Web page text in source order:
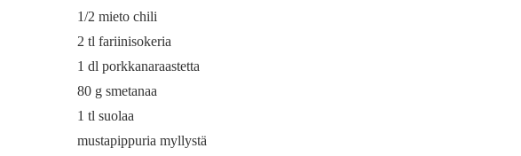
1/2 mieto chili
2 tl fariinisokeria
1 dl porkkanaraastetta
80 g smetanaa
1 tl suolaa
mustapippuria myllystä